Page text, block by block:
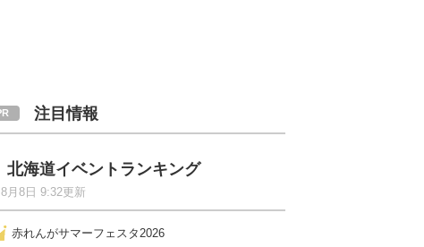
注目情報
北海道イベントランキング
8月8日 9:32更新
赤れんがサマーフェスタ2026